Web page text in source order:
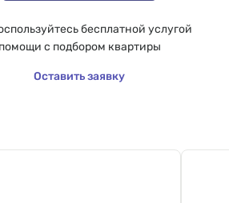
бесплатной услугой
помощи с подбором квартиры
Оставить заявку